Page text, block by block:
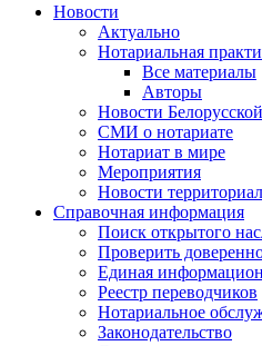
Новости
Актуально
Нотариальная
Все материалы
Авторы
Новости
СМИ о нотариате
Нотариат в мире
Мероприятия
Новости
Справочная информация
Поиск открытого
Проверить
Единая
Реестр переводчиков
Нотариальное
Законодательство